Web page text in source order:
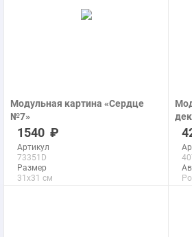
Модульная картина «Сердце
№7»
печать на холсте
1540
Артикул
73351D
Размер
31x31 см